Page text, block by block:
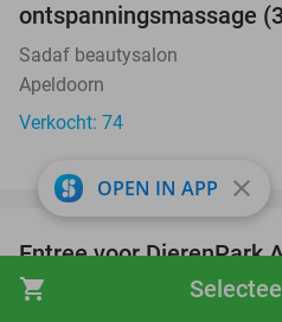
shopping_cart
ontspanningsmassage
Sadaf beautysalon
Apeldoorn
Verkocht: 74
Entree voor DierenPark
DierenPark Amersfoort
OPEN IN APP close